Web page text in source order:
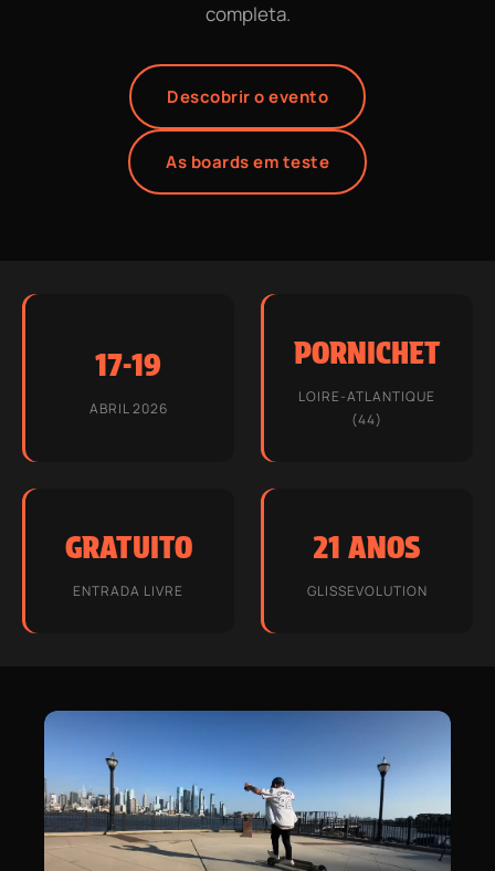
completa.
Descobrir o evento
As boards em teste
17-19
ABRIL 2026
PORNICHET
LOIRE-ATLANTIQUE
(44)
GRATUITO
ENTRADA LIVRE
21 ANOS
GLISSEVOLUTION